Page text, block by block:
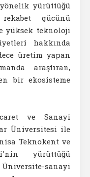
yürüttüğü
gücünü
yüksek teknoloji
hakkında
üretim yapan
araştıran,
bir ekosisteme
ve Sanayi
Üniversitesi ile
Teknokent ve
yürüttüğü
Üniversite-sanayi